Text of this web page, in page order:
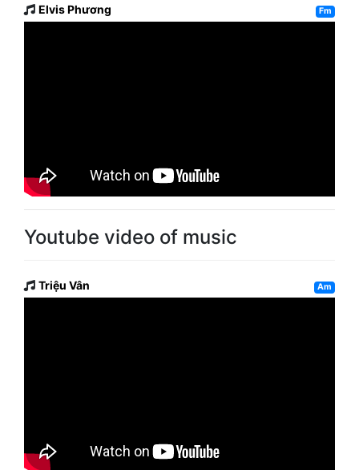
Elvis Phương Fm
Youtube video of music
Triệu Vân Am